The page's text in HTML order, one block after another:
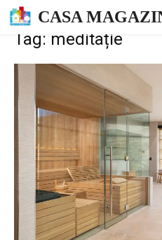
CASA
Tag: meditație